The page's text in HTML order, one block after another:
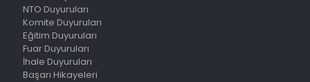
NTO Duyuruları
Komite Duyuruları
Eğitim Duyuruları
Fuar Duyuruları
İhale Duyuruları
Başarı Hikayeleri